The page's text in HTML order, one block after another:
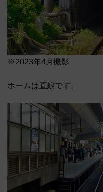
※2023年4月撮影
ホームは直線です。